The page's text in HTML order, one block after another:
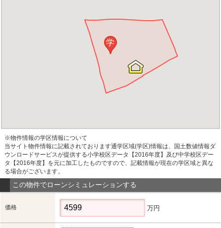
学
※物件情報の学区情報について
当サイト物件情報に記載されております通学区域(学区)情報は、国土数値情報ダ
ウンロードサービスが提供する小学校区データ【2016年度】及び中学校区デー
タ【2016年度】を元に加工したものですので、記載情報が現在の学区域と異な
る場合がございます。
この物件でローンシミュレーションする
価格 万円